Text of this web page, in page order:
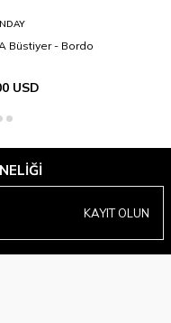
Büstiyer - Bordo
USD
KAYIT OLUN